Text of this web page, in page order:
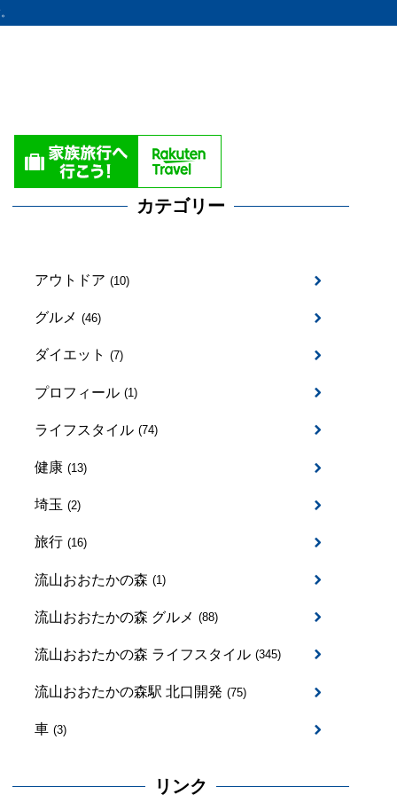
カテゴリー
アウトドア (10)
グルメ (46)
ダイエット (7)
プロフィール (1)
ライフスタイル (74)
健康 (13)
埼玉 (2)
旅行 (16)
流山おおたかの森 (1)
流山おおたかの森 グルメ (88)
流山おおたかの森 ライフスタイル (345)
流山おおたかの森駅 北口開発 (75)
車 (3)
リンク